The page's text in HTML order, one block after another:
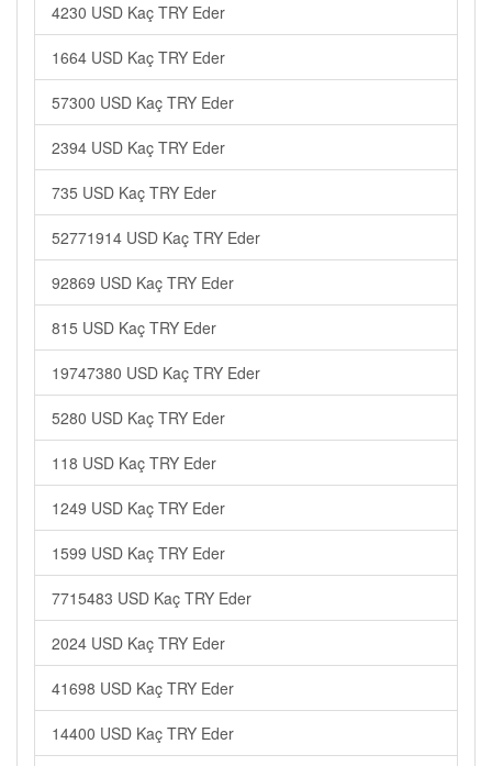
4230 USD Kaç TRY Eder
1664 USD Kaç TRY Eder
57300 USD Kaç TRY Eder
2394 USD Kaç TRY Eder
735 USD Kaç TRY Eder
52771914 USD Kaç TRY Eder
92869 USD Kaç TRY Eder
815 USD Kaç TRY Eder
19747380 USD Kaç TRY Eder
5280 USD Kaç TRY Eder
118 USD Kaç TRY Eder
1249 USD Kaç TRY Eder
1599 USD Kaç TRY Eder
7715483 USD Kaç TRY Eder
2024 USD Kaç TRY Eder
41698 USD Kaç TRY Eder
14400 USD Kaç TRY Eder